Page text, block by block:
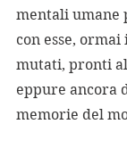
mentali umane
con esse,
mutati, pronti
eppure ancora
memorie del